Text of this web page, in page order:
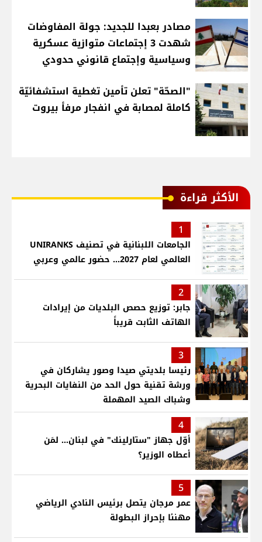
مصادر بعبدا للجديد: جولة المفاوضات
شهدت 3 إجتماعات متوازية عسكرية
وسياسية وإجتماع قانوني حدودي
"الصحّة" تعلن تأمين تغطية استشفائيّة
كاملة لمصابة في انفجار مرفأ بيروت
الأكثر قراءة
1
الجامعات اللبنانية في تصنيف UNIRANKS
العالمي لعام 2027... حضور عالمي وعربي
2
جابر: توزيع حصص البلديات من إيرادات
الهاتف الثابت قريباً
3
رئيسا بلديتي صيدا وصور يشاركان في
ورشة تقنية حول الحد من النفايات البحرية
وشباك الصيد المهملة
4
أوّل جهاز "ستارلينك" في لبنان... لمَن
أعطاه الوزير؟
5
عمر مرجان يتصل برئيس النادي الرياضي
مهنئا بإحراز البطولة